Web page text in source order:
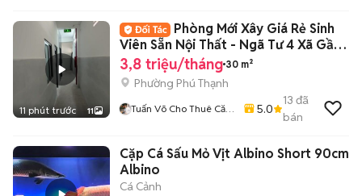
11 phút trước 11
Phòng Mới Xây Giá Rẻ Sinh
Viên Sẵn Nội Thất - Ngã Tư 4 Xã Gần
ĐH VUH
3,8 triệu/tháng 30 m²
Phường Phú Thạnh
Tuấn Võ Cho Thuê Căn
5.0
13 đã
bán
Cặp Cá Sấu Mỏ Vịt Albino Short 90cm
Albino
Cá Cảnh